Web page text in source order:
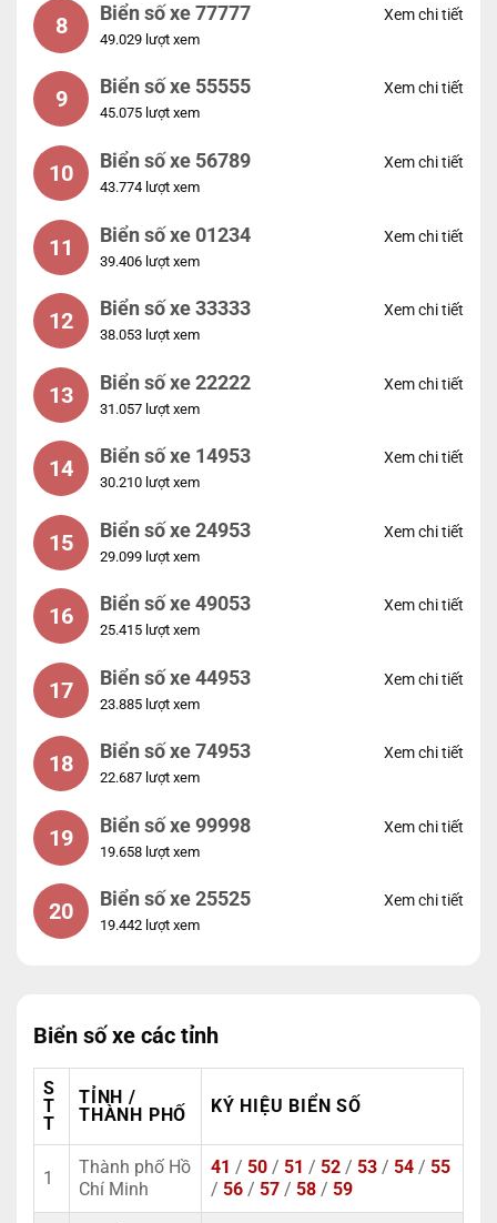
8 Biển số xe 77777
49.029 lượt xem
Xem chi tiết
9 Biển số xe 55555
45.075 lượt xem
Xem chi tiết
10 Biển số xe 56789
43.774 lượt xem
Xem chi tiết
11 Biển số xe 01234
39.406 lượt xem
Xem chi tiết
12 Biển số xe 33333
38.053 lượt xem
Xem chi tiết
13 Biển số xe 22222
31.057 lượt xem
Xem chi tiết
14 Biển số xe 14953
30.210 lượt xem
Xem chi tiết
15 Biển số xe 24953
29.099 lượt xem
Xem chi tiết
16 Biển số xe 49053
25.415 lượt xem
Xem chi tiết
17 Biển số xe 44953
23.885 lượt xem
Xem chi tiết
18 Biển số xe 74953
22.687 lượt xem
Xem chi tiết
19 Biển số xe 99998
19.658 lượt xem
Xem chi tiết
20 Biển số xe 25525
19.442 lượt xem
Xem chi tiết
Biển số xe các tỉnh
S
T
T
TỈNH /
THÀNH PHỐ
KÝ HIỆU BIỂN SỐ
1
Thành phố Hồ
Chí Minh
41 / 50 / 51 / 52 / 53 / 54 / 55
/ 56 / 57 / 58 / 59